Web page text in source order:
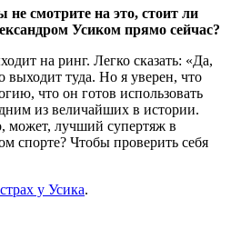
смотрите на это, стоит ли
Усиком прямо сейчас?
на ринг. Легко сказать: «Да,
выходит туда. Но я уверен, что
что он готов использовать
из величайших в истории.
может, лучший супертяж в
спорте? Чтобы проверить себя
у Усика.